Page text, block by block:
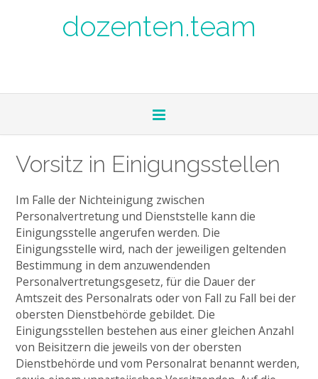
dozenten.team
Vorsitz in Einigungsstellen
Im Falle der Nichteinigung zwischen
Personalvertretung und Dienststelle kann die
Einigungsstelle angerufen werden. Die
Einigungsstelle wird, nach der jeweiligen geltenden
Bestimmung in dem anzuwendenden
Personalvertretungsgesetz, für die Dauer der
Amtszeit des Personalrats oder von Fall zu Fall bei der
obersten Dienstbehörde gebildet. Die
Einigungsstellen bestehen aus einer gleichen Anzahl
von Beisitzern die jeweils von der obersten
Dienstbehörde und vom Personalrat benannt werden,